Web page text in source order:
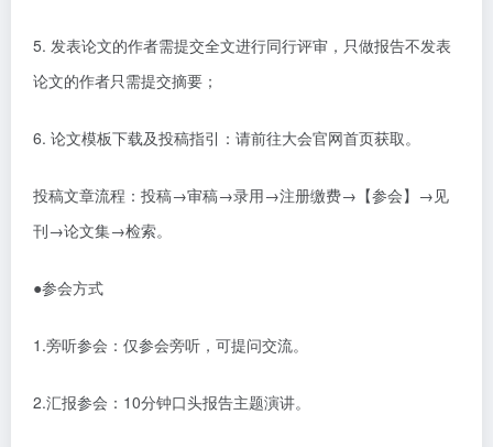
5. 发表论文的作者需提交全文进行同行评审，只做报告不发表
论文的作者只需提交摘要；
6. 论文模板下载及投稿指引：请前往大会官网首页获取。
投稿文章流程：投稿→审稿→录用→注册缴费→【参会】→见
刊→论文集→检索。
●参会方式
1.旁听参会：仅参会旁听，可提问交流。
2.汇报参会：10分钟口头报告主题演讲。